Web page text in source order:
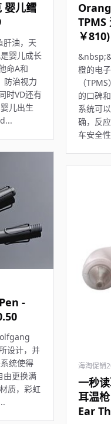
儿鳕
肝油，天
婴儿成长
命A和
防治视力
时VD还有
儿出生
-
设计，并
统使得
由更换满
质，彩虹
TPMS
￥810)
橙的电
（
的口碑
系统可
确，反
车安全
海淘促销
一秒
耳温
Ear